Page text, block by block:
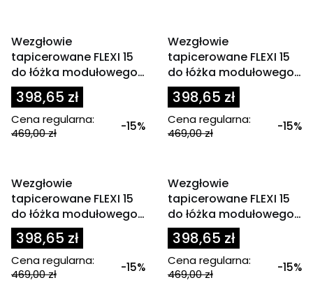
Wezgłowie
tapicerowane FLEXI 15
do łóżka modułowego
80x200 cm zagłówek
jodełka czarny
398,65 zł
Cena regularna:
469,00 zł
-15%
Wezgłowie
tapicerowane FLEXI 15
do łóżka modułowego
80x200 cm zagłówek
jodełka granatowy
398,65 zł
Cena regularna:
469,00 zł
-15%
Wezgłowie
tapicerowane FLEXI 15
do łóżka modułowego
80x200 cm zagłówek
jodełka jasny beż
398,65 zł
Cena regularna:
469,00 zł
-15%
Wezgłowie
tapicerowane FLEXI 15
do łóżka modułowego
80x200 cm zagłówek
jodełka jasny brąz
398,65 zł
Cena regularna:
469,00 zł
-15%